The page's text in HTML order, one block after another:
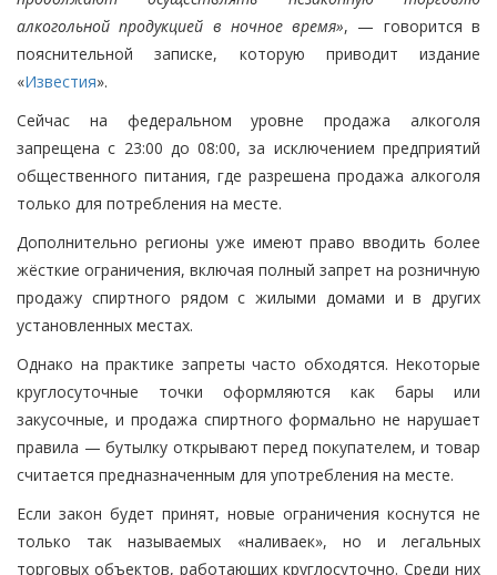
алкогольной продукцией в ночное время», — говорится в
пояснительной записке, которую приводит издание
«Известия».
Сейчас на федеральном уровне продажа алкоголя
запрещена с 23:00 до 08:00, за исключением предприятий
общественного питания, где разрешена продажа алкоголя
только для потребления на месте.
Дополнительно регионы уже имеют право вводить более
жёсткие ограничения, включая полный запрет на розничную
продажу спиртного рядом с жилыми домами и в других
установленных местах.
Однако на практике запреты часто обходятся. Некоторые
круглосуточные точки оформляются как бары или
закусочные, и продажа спиртного формально не нарушает
правила — бутылку открывают перед покупателем, и товар
считается предназначенным для употребления на месте.
Если закон будет принят, новые ограничения коснутся не
только так называемых «наливаек», но и легальных
торговых объектов, работающих круглосуточно. Среди них